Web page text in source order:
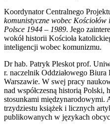
Koordynator Centralnego
komunistyczne wobec
Polsce 1944 – 1989. Jego
wokół historii Kościoła
inteligencji wobec komunizmu.
Dr hab. Patryk Pleskot prof.
r. naczelnik Oddziałowego
Warszawie. W swej pracy
nad współczesną historią
stosunkami międzynarodowymi.
trzydziestu książek i licznych
publikowanych w językach